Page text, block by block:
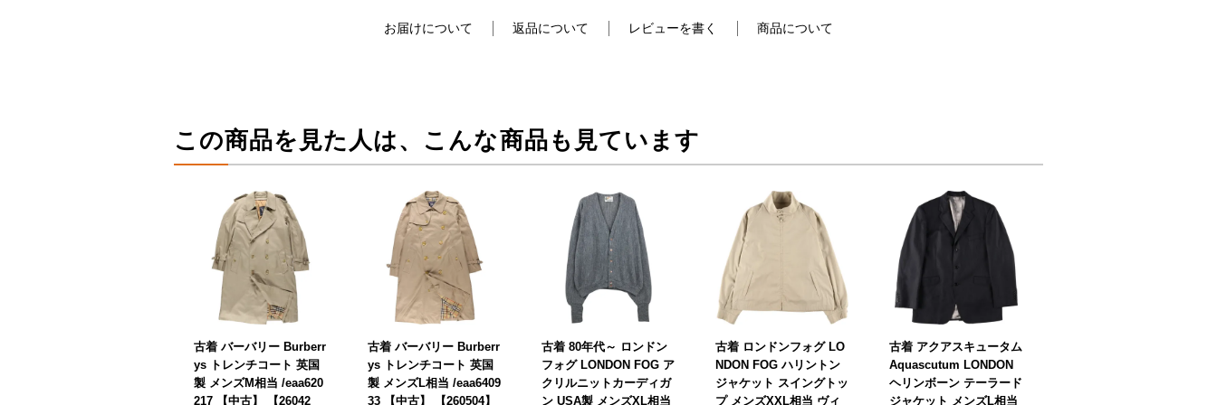
お届けについて 返品について レビューを書く 商品について
この商品を見た人は、こんな商品も見ています
古着 バーバリー Burberr
ys トレンチコート 英国
製 メンズM相当 /eaa620
217 【中古】 【26042
古着 バーバリー Burberr
ys トレンチコート 英国
製 メンズL相当 /eaa6409
33 【中古】 【260504】
古着 80年代～ ロンドン
フォグ LONDON FOG ア
クリルニットカーディガ
ン USA製 メンズXL相当
古着 ロンドンフォグ LO
NDON FOG ハリントン
ジャケット スイングトッ
プ メンズXXL相当 ヴィ
古着 アクアスキュータム
Aquascutum LONDON
ヘリンボーン テーラード
ジャケット メンズL相当